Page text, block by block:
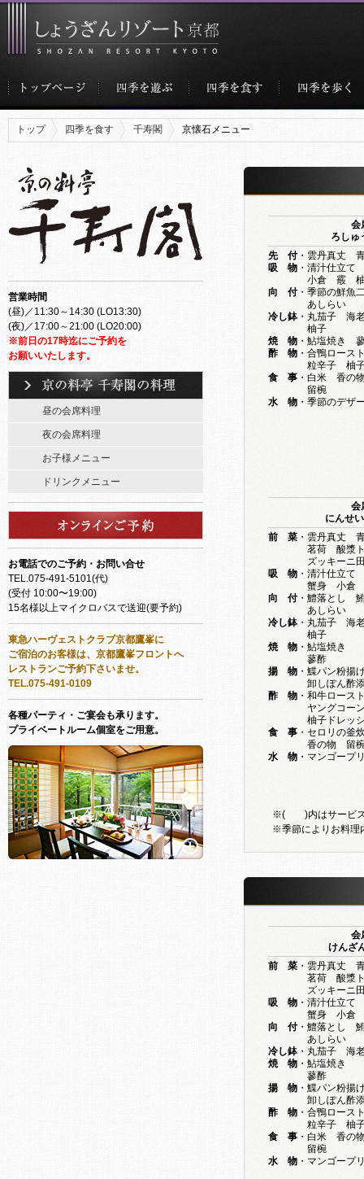
トップ 四季を食す 千寿閣 京懐石メニュー
営業時間
(昼)／11:30～14:30 (LO13:30)
(夜)／17:00～21:00 (LO20:00)
※前日の17時迄にご予約を
お願いいたします。
昼の会席料理
夜の会席料理
お子様メニュー
ドリンクメニュー
お電話でのご予約・お問い合せ
TEL.075-491-5101(代)
(受付 10:00〜19:00)
15名様以上マイクロバスで送迎(要予約)
東急ハーヴェストクラブ京都鷹峯に
ご宿泊のお客様は、京都鷹峯フロントへ
レストランご予約下さいませ。
TEL.075-491-0109
各種パーティ・ご宴会も承ります。
プライベートルーム個室をご用意。
会
ろしゅ
先 付・雲丹真丈
吸 物 ・清汁仕立
小倉 霰 柚
向 付・季節の鮮魚
あしらい
冷し鉢・丸茄子 海
柚子
焼 物 ・鮎塩焼き
酢 物 ・合鴨ロー
粒辛子 柚子ド
食 事 ・白米 香の
留椀
水 物 ・季節のデザ
会
にんせ
前 菜 ・雲丹真丈
茗荷 酸漿ト
ズッキーニ田
吸 物 ・清汁仕立
蟹身 小倉
向 付・鱧落とし
あしらい
冷し鉢・丸茄子 海
柚子
焼 物 ・鮎塩焼き
蓼酢
揚 物 ・鰈パン粉
卸しぽん酢
酢 物 ・和牛ロー
ヤングコーン
柚子ドレッシ
食 事 ・セロリの釜
香の物 留
水 物 ・マンゴープ
※( )内はサービス
※季節によりお料理
会
けんざ
前 菜 ・雲丹真丈
茗荷 酸漿ト
ズッキーニ田
吸 物 ・清汁仕立
蟹身 小倉
向 付・鱧落とし
あしらい
冷し鉢・丸茄子 海
焼 物 ・鮎塩焼き
蓼酢
揚 物 ・鰈パン粉
卸しぽん酢添
酢 物 ・合鴨ロー
粒辛子 柚子ド
食 事 ・白米 香の
留椀
水 物 ・マンゴープ